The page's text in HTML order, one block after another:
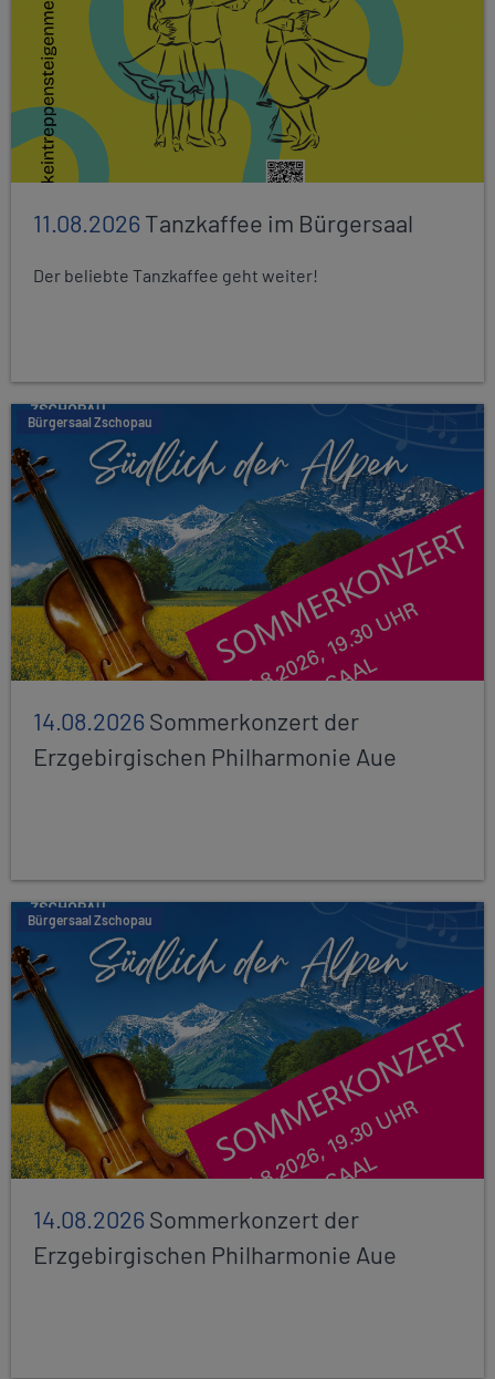
11.08.2026Tanzkaffee im Bürgersaal
Der beliebte Tanzkaffee geht weiter!
Bürgersaal Zschopau
14.08.2026Sommerkonzert der
Erzgebirgischen Philharmonie Aue
Bürgersaal Zschopau
14.08.2026Sommerkonzert der
Erzgebirgischen Philharmonie Aue